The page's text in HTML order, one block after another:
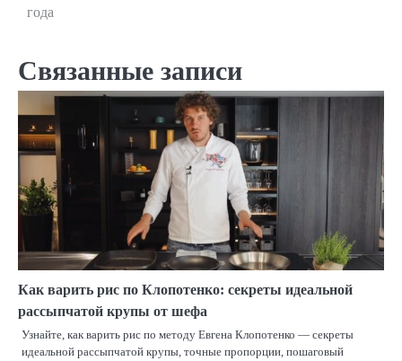
записям
года
Связанные записи
Как варить рис по Клопотенко: секреты идеальной
рассыпчатой крупы от шефа
Узнайте, как варить рис по методу Евгена Клопотенко — секреты
идеальной рассыпчатой крупы, точные пропорции, пошаговый